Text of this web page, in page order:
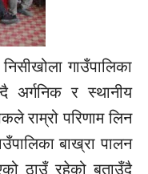
गाउँपालिका
अर्गनिक र स्थानीय
राम्रो परिणाम लिन
बाख्रा पालन
ठाउँ रहेको बताउँदै